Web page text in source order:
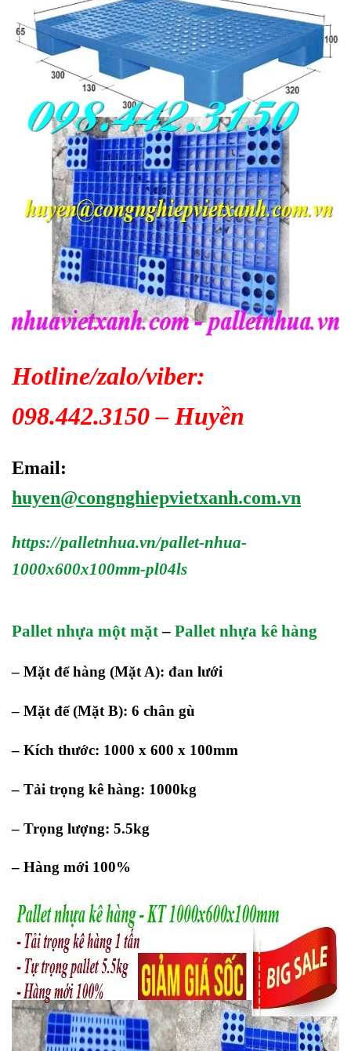
Hotline/zalo/viber:
098.442.3150 – Huyền
Email:
huyen@congnghiepvietxanh.com.vn
https://palletnhua.vn/pallet-nhua-
1000x600x100mm-pl04ls
Pallet nhựa một mặt– Pallet nhựa kê hàng
– Mặt để hàng (Mặt A): đan lưới
– Mặt đế (Mặt B): 6 chân gù
– Kích thước: 1000 x 600 x 100mm
– Tải trọng kê hàng: 1000kg
– Trọng lượng: 5.5kg
– Hàng mới 100%